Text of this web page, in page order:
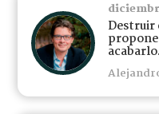
Destruir